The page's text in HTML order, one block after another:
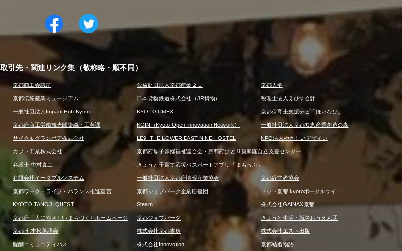
取引先・関連リンク集（敬称略・順不同）
京都商工会議所 公益財団法人京都産業２１ 京都大学
京都伝統産業ミュージアム 日本貨物鉄道株式会社（JR貨物） 税理士法人えびす会計
一般社団法人Impact Hub Kyoto KYOTO CMEX 京都保育士支援ナビ「ほいなび」
京都府商工労働観光部染織・工芸課 KOIN（Kyoto Open Innovation Network） 一般社団法人京都知恵産業創造の森
サイクルグランボア株式会社 LE9: THE LOWER EAST NINE HOSTEL NPO法人やさしいデザイン
カブト工業株式会社 京都府母子寡婦福祉連合会・京都府ひとり親家庭自立支援センター
弁護士 中村真二 きょうと子育て応援パスポートアプリ「まもっぷ」
有限会社イーダブルシステム 一般社団法人京都府情報産業協会 京都経営者協会
京都ワーク・ライフ・バランス推進宣言 京都ジョブパーク企業応援団 ドット京都.kyotoポータルサイト
KYOTO TANOJI QUEST Steam 株式会社GAINAX京都
京都府 人にやさしいまちづくりホームページ 京都ジョブパーク きょうと生活・就労おうえん団
京都 七本松落語会 株式会社京都書房 株式会社エスト出版
醍醐コミュニティバス 株式会社Innovotion 京都結婚物語